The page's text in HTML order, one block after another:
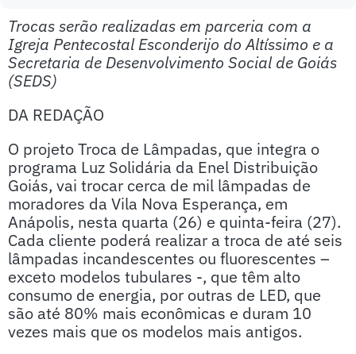
Trocas serão realizadas em parceria com a
Igreja Pentecostal Esconderijo do Altíssimo e a
Secretaria de Desenvolvimento Social de Goiás
(SEDS)
DA REDAÇÃO
O projeto Troca de Lâmpadas, que integra o
programa Luz Solidária da Enel Distribuição
Goiás, vai trocar cerca de mil lâmpadas de
moradores da Vila Nova Esperança, em
Anápolis, nesta quarta (26) e quinta-feira (27).
Cada cliente poderá realizar a troca de até seis
lâmpadas incandescentes ou fluorescentes –
exceto modelos tubulares -, que têm alto
consumo de energia, por outras de LED, que
são até 80% mais econômicas e duram 10
vezes mais que os modelos mais antigos.